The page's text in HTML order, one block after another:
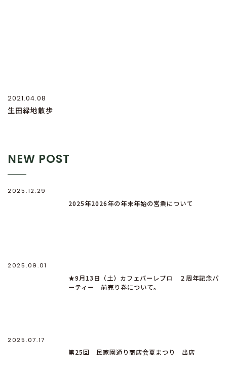
2021.04.08
生田緑地散歩
NEW POST
2025.12.29
2025年2026年の年末年始の営業について
2025.09.01
★9月13日（土）カフェバーレブロ ２周年記念パ
ーティー 前売り券について。
2025.07.17
第25回 民家園通り商店会夏まつり 出店